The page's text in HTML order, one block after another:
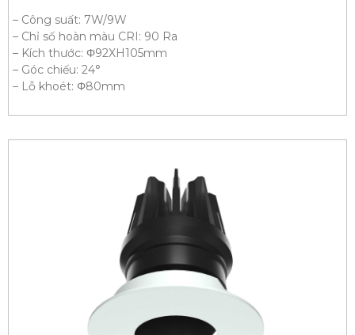
– Công suất: 7W/9W
– Chỉ số hoàn màu CRI: 90 Ra
– Kích thước: Φ92XH105mm
– Góc chiếu: 24°
– Lỗ khoét: Φ80mm